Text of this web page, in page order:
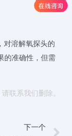
对溶解氧探头的
的准确性，但需
联系我们删除。
下一个